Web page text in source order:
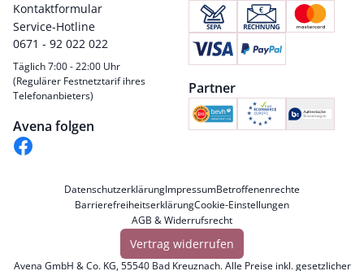
Kontaktformular
Service-Hotline
0671 - 92 022 022
Täglich 7:00 - 22:00 Uhr
(Regulärer Festnetztarif ihres
Telefonanbieters)
Avena folgen
Partner
DatenschutzerklärungImpressumBetroffenenrechte
BarrierefreiheitserklärungCookie-Einstellungen
AGB & Widerrufsrecht
Vertrag widerrufen
Avena GmbH & Co. KG, 55540 Bad Kreuznach. Alle Preise inkl. gesetzlicher